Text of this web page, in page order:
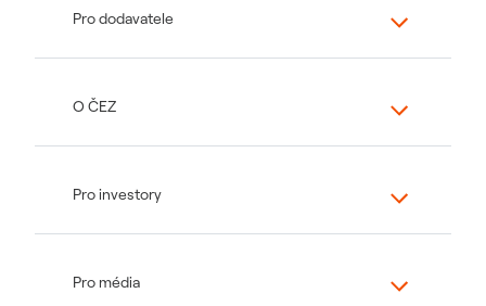
Pro dodavatele
O ČEZ
Pro investory
Pro média